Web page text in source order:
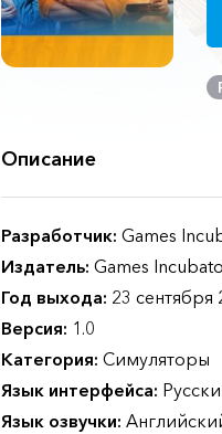
Описание
Разработчик: Games
Издатель: Games
Год выхода: 23 сентября
Версия: 1.0
Категория: Симуляторы
Язык интерфейса:
Язык озвучки: